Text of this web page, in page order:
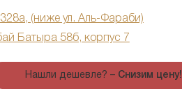
(ниже ул. Аль-Фараби)
Батыра 58б, корпус 7
Нашли дешевле? – Снизим цену!